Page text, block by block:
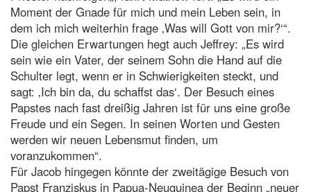
Moment der Gnade für mich und mein Leben sein, in
dem ich mich weiterhin frage ‚Was will Gott von mir?‘“.
Die gleichen Erwartungen hegt auch Jeffrey: „Es wird
sein wie ein Vater, der seinem Sohn die Hand auf die
Schulter legt, wenn er in Schwierigkeiten steckt, und
sagt: ‚Ich bin da, du schaffst das‘. Der Besuch eines
Papstes nach fast dreißig Jahren ist für uns eine große
Freude und ein Segen. In seinen Worten und Gesten
werden wir neuen Lebensmut finden, um
voranzukommen“.
Für Jacob hingegen könnte der zweitägige Besuch von
Papst Franziskus in Papua-Neuguinea der Beginn „neuer